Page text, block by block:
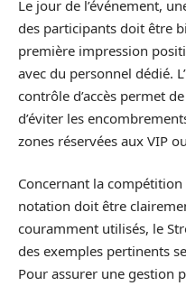
Le jour de l’événement,
des participants doit être
première impression
avec du personnel dédié.
contrôle d’accès permet
d’éviter les
zones réservées aux VIP
Concernant la
notation doit être
couramment utilisés, le
des exemples pertinents
Pour assurer une gestion